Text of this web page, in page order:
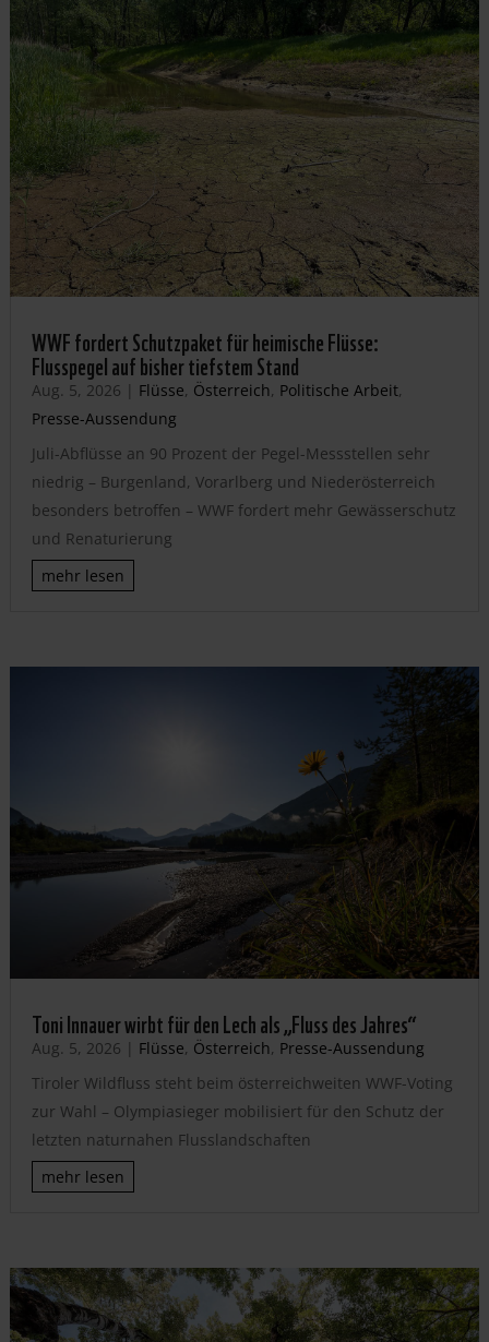
WWF fordert Schutzpaket für heimische Flüsse:
Flusspegel auf bisher tiefstem Stand
Aug. 5, 2026 | Flüsse, Österreich, Politische Arbeit,
Presse-Aussendung
Juli-Abflüsse an 90 Prozent der Pegel-Messstellen sehr
niedrig – Burgenland, Vorarlberg und Niederösterreich
besonders betroffen – WWF fordert mehr Gewässerschutz
und Renaturierung
mehr lesen
Toni Innauer wirbt für den Lech als „Fluss des Jahres“
Aug. 5, 2026 | Flüsse, Österreich, Presse-Aussendung
Tiroler Wildfluss steht beim österreichweiten WWF-Voting
zur Wahl – Olympiasieger mobilisiert für den Schutz der
letzten naturnahen Flusslandschaften
mehr lesen